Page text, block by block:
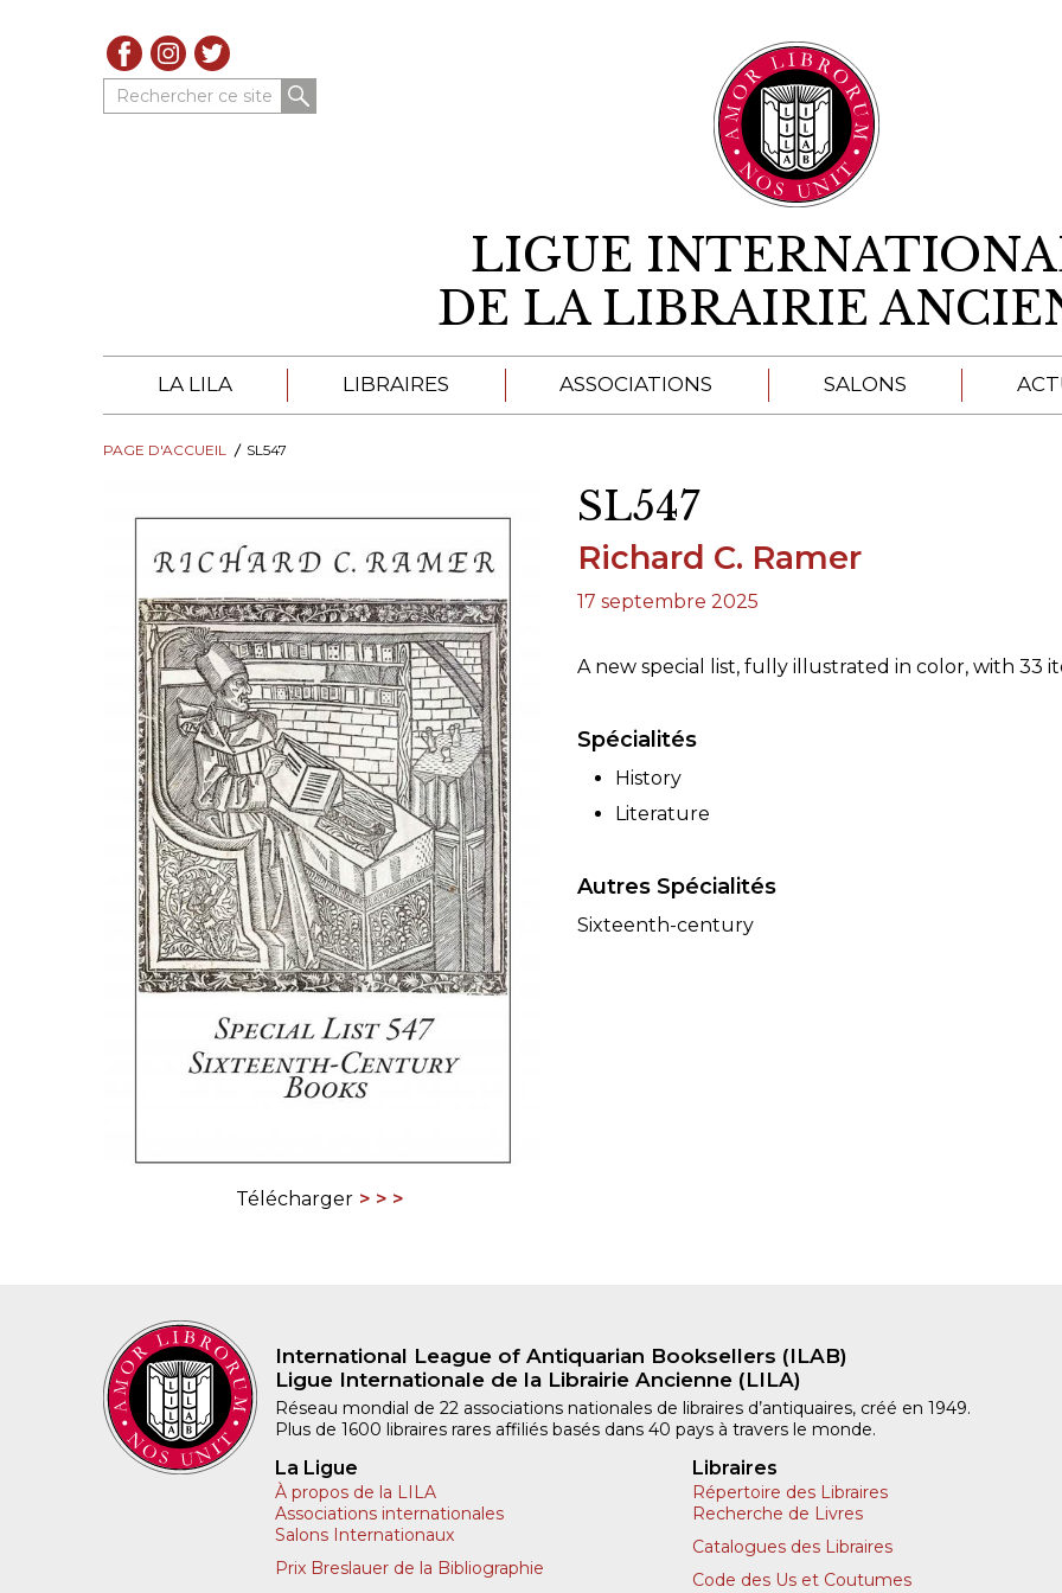
Rechercher ce site
LIGUE
DE LA LIBRAIRIE
LA LILA
À PROPOS DE LA LILA
CONGRÈS & RÉUNIONS DE LA LILA
SALONS INTERNATIONAUX DE LA LILA
CODE ES US ET COUTUMES DE LA LILA
L'HISTOIRE DE LA LILA
ÉDUCATION & MENTORAT
VIDEOS AND RESSOURCES
COMITÉ DE LA LILA
CONTACT
LIBRAIRES
RECHERCHE DE LIVRES
RÉPERTOIRE DES LIBRAIRIES
ASSOCIATIONS SALONS
PAGE D'ACCUEIL SL547
Télécharger
SL547
Richard C. Ramer
17 septembre 2025
A new special list, fully illustrated in color, with 33
Spécialités
History
Literature
Autres Spécialités
Sixteenth-century
International League of Antiquarian Booksellers (ILAB)
Ligue Internationale de la Librairie Ancienne (LILA)
Réseau mondial de 22 associations nationales de libraires d’antiquaires, créé en 1949.
Plus de 1600 libraires rares affiliés basés dans 40 pays à travers le monde.
La Ligue
À propos de la LILA
Associations internationales
Salons Internationaux
Prix Breslauer de la Bibliographie
Libraires
Répertoire des Libraires
Recherche de Livres
Catalogues des Libraires
Code des Us et Coutumes